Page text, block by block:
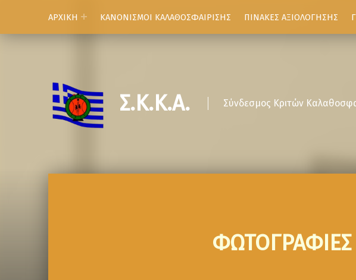
ΑΡΧΙΚΗ ΚΑΝΟΝΙΣΜΟΙ ΚΑΛΑΘΟΣΦΑΙΡΙΣΗΣ ΠΙΝΑΚΕΣ ΑΞΙΟΛΟΓΗΣΗΣ
Σ.Κ.Κ.Α. Σύνδεσμος Κριτών
ΦΩΤΟΓΡΑΦΙΕΣ